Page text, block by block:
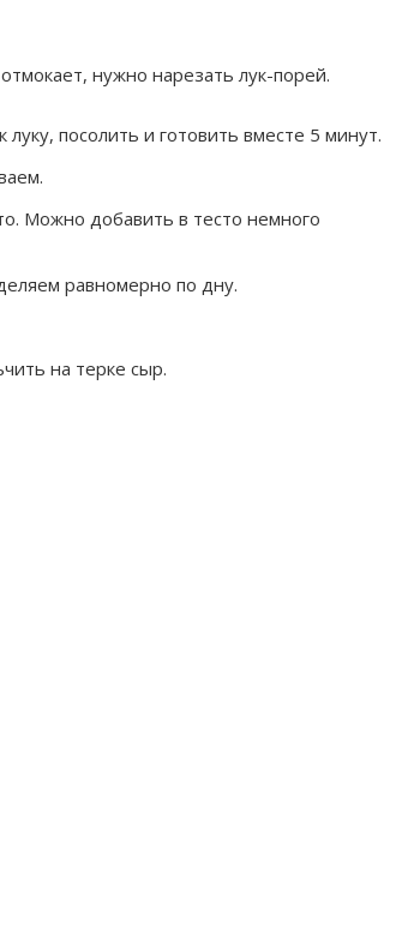
нужно нарезать лук-порей.
посолить и готовить вместе 5 минут.
Можно добавить в тесто немного
равномерно по дну.
на терке сыр.